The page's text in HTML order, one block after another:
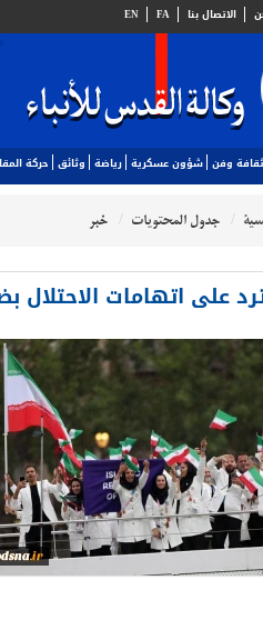
الاتصال بنا FA
EN
ثقافة وفن شؤون عسكرية رياضة وثائق حركة
جدول المحتويات خبر
على اتهامات